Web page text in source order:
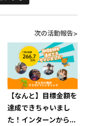
【なんと】目標金額を
達成できちゃいまし
た！インターンから...
次の活動報告>